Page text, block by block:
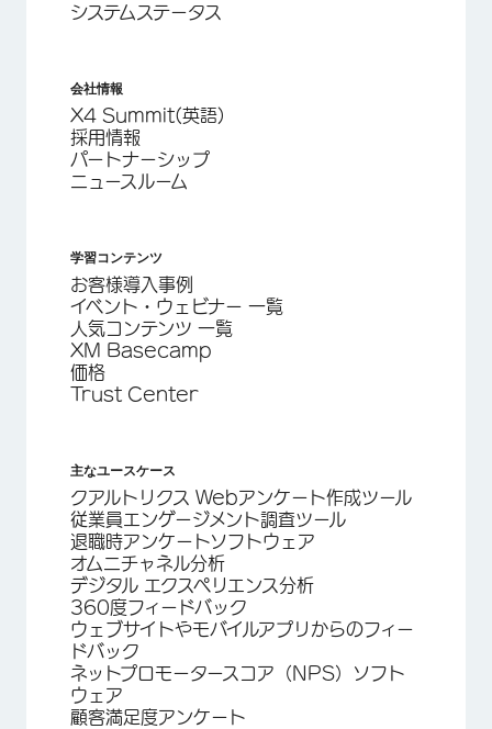
システムステータス
会社情報
X4 Summit(英語)
採用情報
パートナーシップ
ニュースルーム
学習コンテンツ
お客様導入事例
イベント・ウェビナー 一覧
人気コンテンツ 一覧
XM Basecamp
価格
Trust Center
主なユースケース
クアルトリクス Webアンケート作成ツール
従業員エンゲージメント調査ツール
退職時アンケートソフトウェア
オムニチャネル分析
デジタル エクスペリエンス分析
360度フィードバック
ウェブサイトやモバイルアプリからのフィー
ドバック
ネットプロモータースコア（NPS）ソフト
ウェア
顧客満足度アンケート